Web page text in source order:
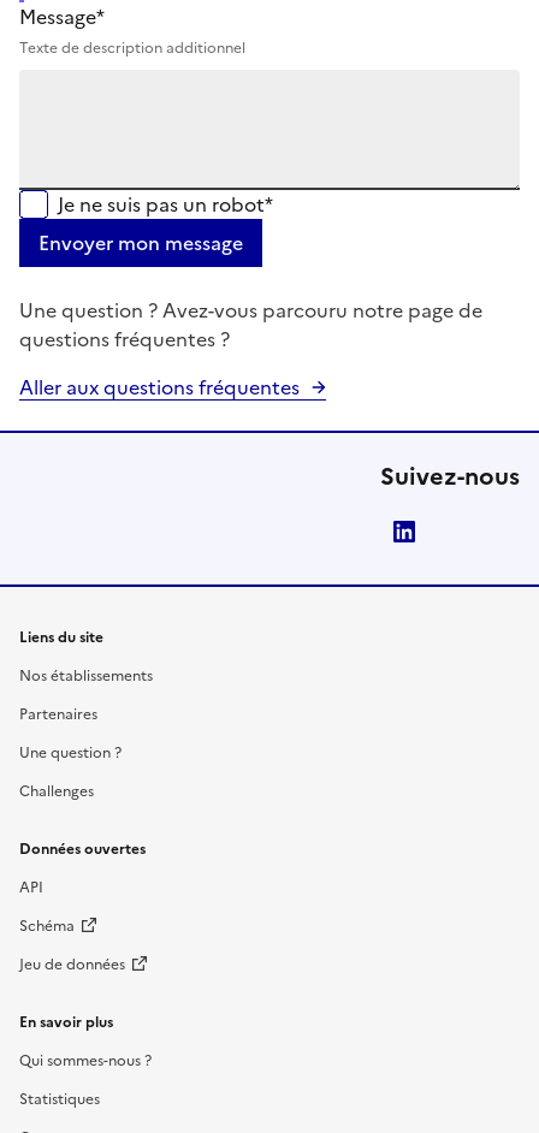
Message*
Texte de description additionnel
Je ne suis pas un robot*
Envoyer mon message
Une question ? Avez-vous parcouru notre page de
questions fréquentes ?
Aller aux questions fréquentes
Suivez-nous
Liens du site
Nos établissements
Partenaires
Une question ?
Challenges
Données ouvertes
API
Schéma
Jeu de données
En savoir plus
Qui sommes-nous ?
Statistiques